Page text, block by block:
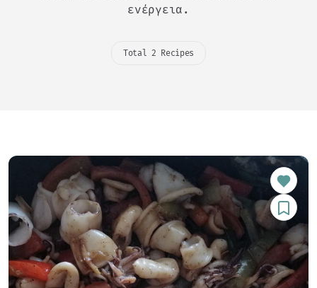
ενέργεια.
Total 2 Recipes